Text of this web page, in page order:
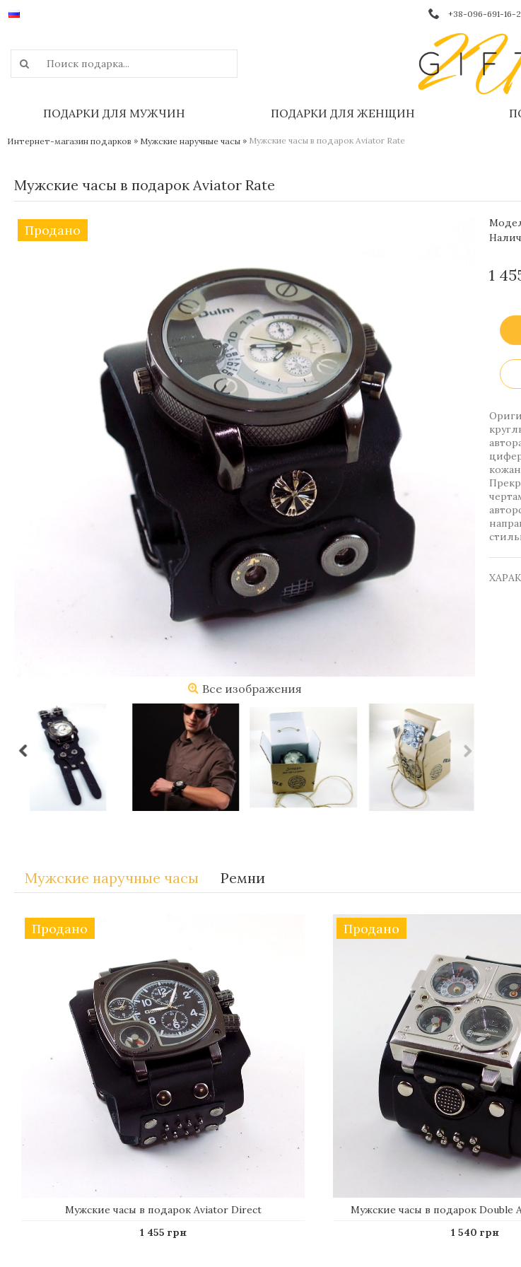
+38-096-691-16-
ПОДАРКИ ДЛЯ МУЖЧИН ПОДАРКИ ДЛЯ ЖЕНЩИН
Интернет-магазин подарков » Мужские наручные часы » Мужские часы в подарок Aviator Rate
Мужские часы в подарок Aviator Rate
Продано
Все изображения
1
Мужские наручные часы Ремни
Продано
Мужские часы в подарок Aviator Direct
1 455 грн
Продано
Мужские часы в подарок Double
1 540 грн